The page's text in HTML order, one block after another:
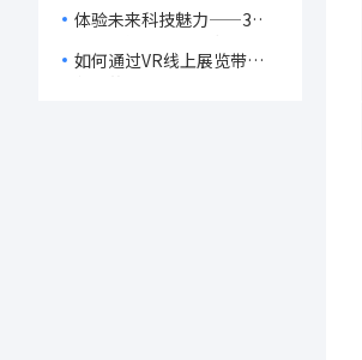
体验未来科技魅力——3D虚
性！
如何通过VR线上展览带来